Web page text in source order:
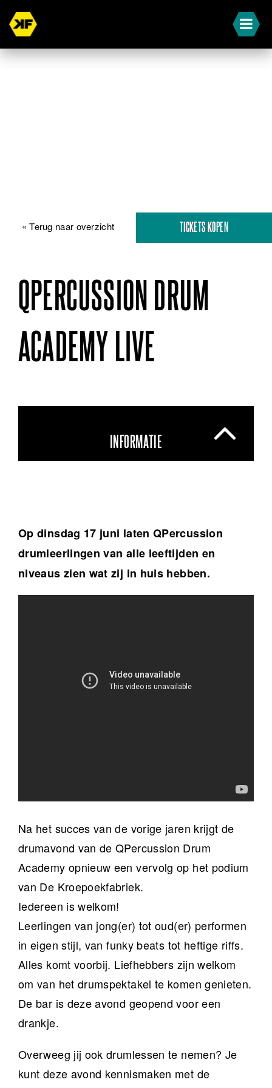
« Terug naar overzicht TICKETS KOPEN
QPERCUSSION DRUM
ACADEMY LIVE
INFORMATIE
Op dinsdag 17 juni laten QPercussion
drumleerlingen van alle leeftijden en
niveaus zien wat zij in huis hebben.
Na het succes van de vorige jaren krijgt de
drumavond van de QPercussion Drum
Academy opnieuw een vervolg op het podium
van De Kroepoekfabriek.
Iedereen is welkom!
Leerlingen van jong(er) tot oud(er) performen
in eigen stijl, van funky beats tot heftige riffs.
Alles komt voorbij. Liefhebbers zijn welkom
om van het drumspektakel te komen genieten.
De bar is deze avond geopend voor een
drankje.
Overweeg jij ook drumlessen te nemen? Je
kunt deze avond kennismaken met de